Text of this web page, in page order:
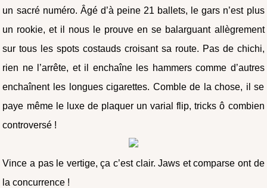
un sacré numéro. Âgé d’à peine 21 ballets, le gars n’est plus
un rookie, et il nous le prouve en se balarguant allègrement
sur tous les spots costauds croisant sa route. Pas de chichi,
rien ne l’arrête, et il enchaîne les hammers comme d’autres
enchaînent les longues cigarettes. Comble de la chose, il se
paye même le luxe de plaquer un varial flip, tricks ô combien
controversé !
Vince a pas le vertige, ça c’est clair. Jaws et comparse ont de
la concurrence !